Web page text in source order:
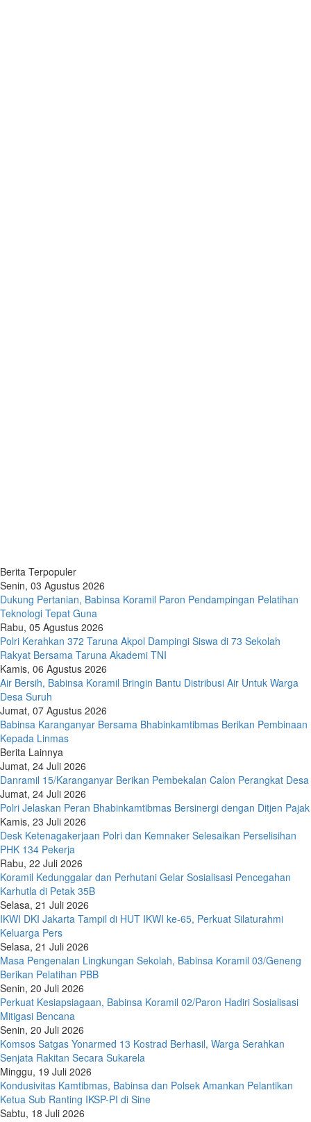
Berita Terpopuler
Senin, 03 Agustus 2026
Dukung Pertanian, Babinsa Koramil Paron Pendampingan Pelatihan
Teknologi Tepat Guna
Rabu, 05 Agustus 2026
Polri Kerahkan 372 Taruna Akpol Dampingi Siswa di 73 Sekolah
Rakyat Bersama Taruna Akademi TNI
Kamis, 06 Agustus 2026
Air Bersih, Babinsa Koramil Bringin Bantu Distribusi Air Untuk Warga
Desa Suruh
Jumat, 07 Agustus 2026
Babinsa Karanganyar Bersama Bhabinkamtibmas Berikan Pembinaan
Kepada Linmas
Berita Lainnya
Jumat, 24 Juli 2026
Danramil 15/Karanganyar Berikan Pembekalan Calon Perangkat Desa
Jumat, 24 Juli 2026
Polri Jelaskan Peran Bhabinkamtibmas Bersinergi dengan Ditjen Pajak
Kamis, 23 Juli 2026
Desk Ketenagakerjaan Polri dan Kemnaker Selesaikan Perselisihan
PHK 134 Pekerja
Rabu, 22 Juli 2026
Koramil Kedunggalar dan Perhutani Gelar Sosialisasi Pencegahan
Karhutla di Petak 35B
Selasa, 21 Juli 2026
IKWI DKI Jakarta Tampil di HUT IKWI ke-65, Perkuat Silaturahmi
Keluarga Pers
Selasa, 21 Juli 2026
Masa Pengenalan Lingkungan Sekolah, Babinsa Koramil 03/Geneng
Berikan Pelatihan PBB
Senin, 20 Juli 2026
Perkuat Kesiapsiagaan, Babinsa Koramil 02/Paron Hadiri Sosialisasi
Mitigasi Bencana
Senin, 20 Juli 2026
Komsos Satgas Yonarmed 13 Kostrad Berhasil, Warga Serahkan
Senjata Rakitan Secara Sukarela
Minggu, 19 Juli 2026
Kondusivitas Kamtibmas, Babinsa dan Polsek Amankan Pelantikan
Ketua Sub Ranting IKSP-PI di Sine
Sabtu, 18 Juli 2026